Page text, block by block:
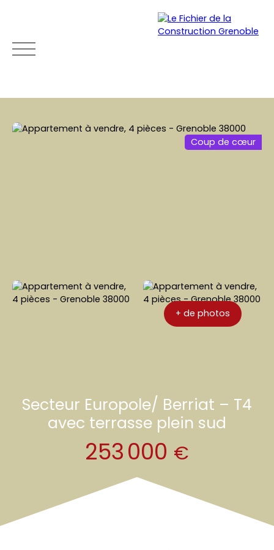
immo
r
ion
elé
Coup de cœur
+ de photos
Secteur Europole/ Berriat – T4
avec terrasse plein sud
253 000 €